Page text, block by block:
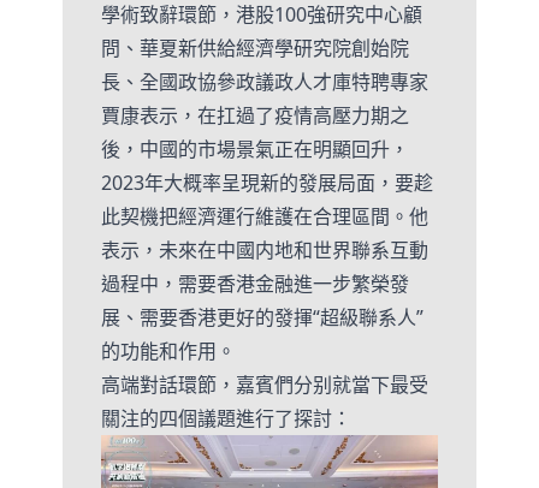
學術致辭環節，港股100強研究中心顧
問、華夏新供給經濟學研究院創始院
長、全國政協參政議政人才庫特聘專家
賈康表示，在扛過了疫情高壓力期之
後，中國的市場景氣正在明顯回升，
2023年大概率呈現新的發展局面，要趁
此契機把經濟運行維護在合理區間。他
表示，未來在中國内地和世界聯系互動
過程中，需要香港金融進一步繁榮發
展、需要香港更好的發揮“超級聯系人”
的功能和作用。
高端對話環節，嘉賓們分别就當下最受
關注的四個議題進行了探討：